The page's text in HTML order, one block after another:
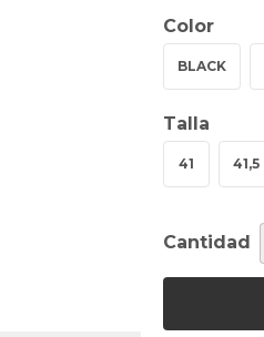
Color
BLACK
Talla
41 41,5
Cantidad